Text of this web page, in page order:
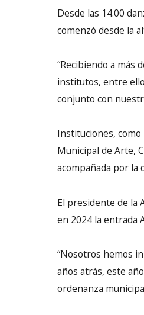
Desde las 14.00
comenzó desde la
“Recibiendo a más
institutos, entre
conjunto con
Instituciones, como
Municipal de Arte,
acompañada por la
El presidente de la
en 2024 la entrada
“Nosotros hemos
años atrás, este
ordenanza